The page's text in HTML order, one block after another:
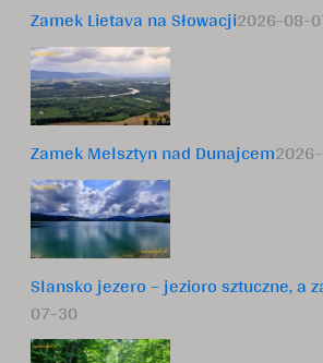
Zamek Lietava na Słowacji2026-08-
Zamek Melsztyn nad Dunajcem
Slansko jezero – jezioro sztuczne, a
07-30